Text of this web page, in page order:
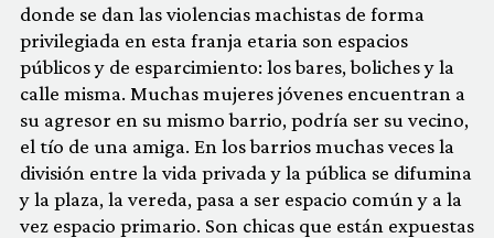
donde se dan las violencias machistas de forma
privilegiada en esta franja etaria son espacios
públicos y de esparcimiento: los bares, boliches y la
calle misma. Muchas mujeres jóvenes encuentran a
su agresor en su mismo barrio, podría ser su vecino,
el tío de una amiga. En los barrios muchas veces la
división entre la vida privada y la pública se difumina
y la plaza, la vereda, pasa a ser espacio común y a la
vez espacio primario. Son chicas que están expuestas